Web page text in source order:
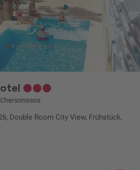
Chersonissos
Double Room City View, Frühstück,